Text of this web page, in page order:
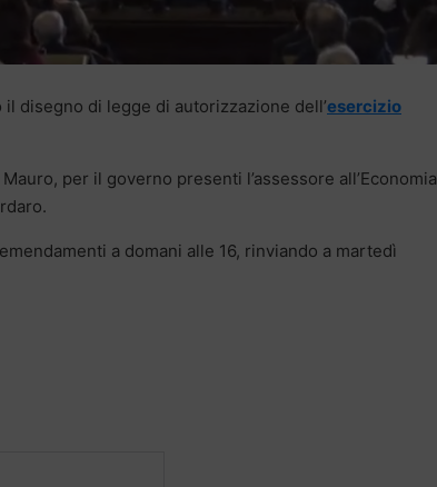
disegno di legge di autorizzazione dell’esercizio
per il governo presenti l’assessore all’Economia
a domani alle 16, rinviando a martedì